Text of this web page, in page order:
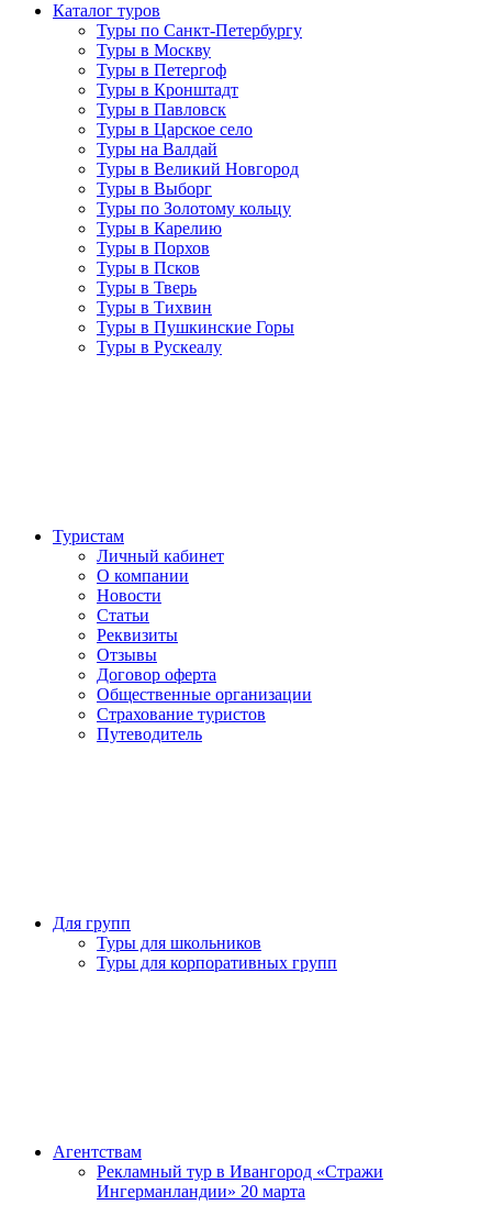
Каталог туров
Туры по Санкт-Петербургу
Туры в Москву
Туры в Петергоф
Туры в Кронштадт
Туры в Павловск
Туры в Царское село
Туры на Валдай
Туры в Великий Новгород
Туры в Выборг
Туры по Золотому кольцу
Туры в Карелию
Туры в Порхов
Туры в Псков
Туры в Тверь
Туры в Тихвин
Туры в Пушкинские Горы
Туры в Рускеалу
Туристам
Личный кабинет
О компании
Новости
Статьи
Реквизиты
Отзывы
Договор оферта
Общественные организации
Страхование туристов
Путеводитель
Для групп
Туры для школьников
Туры для корпоративных групп
Агентствам
Рекламный тур в Ивангород «Стражи
Ингерманландии» 20 марта